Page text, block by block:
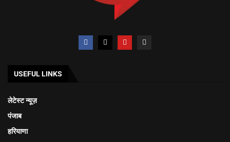
USEFUL LINKS
लेटेस्ट न्यूज़
पंजाब
हरियाणा